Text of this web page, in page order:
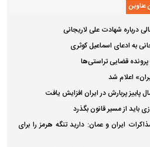
عناوین
درباره شهادت علی لاریجانی
به ادعای اسماعیل کوثری
قضایی تراستی‌ها
اعلام شد
پاییز پربارش در ایران افزایش یافت
باید از مسیر قانون بگذرد
ایران و عمان: دارید تنگه هرمز را برای